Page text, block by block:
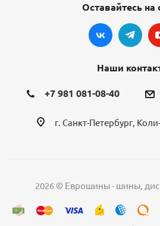
Оставайтесь на
Наши
+7 981 081-08-40
г. Санкт-Петербург,
2026 © Еврошины - шины,